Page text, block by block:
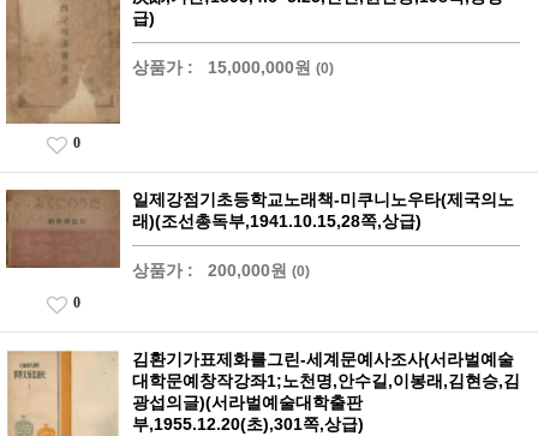
급)
상품가 : 15,000,000원 (0)
0
일제강점기초등학교노래책-미쿠니노우타(제국의노
래)(조선총독부,1941.10.15,28쪽,상급)
상품가 : 200,000원 (0)
0
김환기가표제화를그린-세계문예사조사(서라벌예술
대학문예창작강좌1;노천명,안수길,이봉래,김현승,김
광섭의글)(서라벌예술대학출판
부,1955.12.20(초),301쪽,상급)